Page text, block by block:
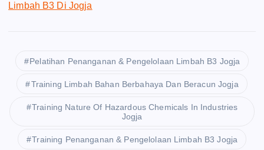
Limbah B3 Di Jogja
Pelatihan Penanganan & Pengelolaan Limbah B3 Jogja
Training Limbah Bahan Berbahaya Dan Beracun Jogja
Training Nature Of Hazardous Chemicals In Industries
Jogja
Training Penanganan & Pengelolaan Limbah B3 Jogja